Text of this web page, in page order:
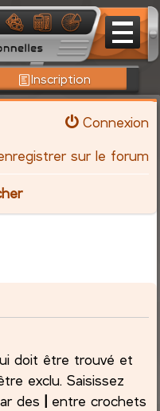
Inscription
Connexion
sur le forum
doit être trouvé et
exclu. Saisissez
des | entre crochets